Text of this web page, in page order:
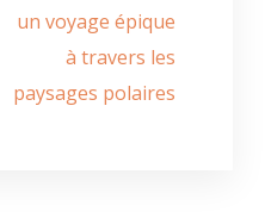
un voyage épique
à travers les
paysages polaires